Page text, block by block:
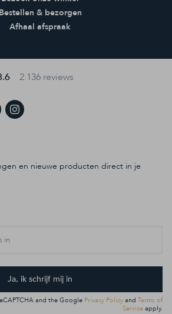
Bestellen & bezorgen
Afhaal afspraak
2.136 reviews
en nieuwe producten direct in je
Ja, ik schrijf mij in
and the Google Privacy Policy and Terms of
Service apply.